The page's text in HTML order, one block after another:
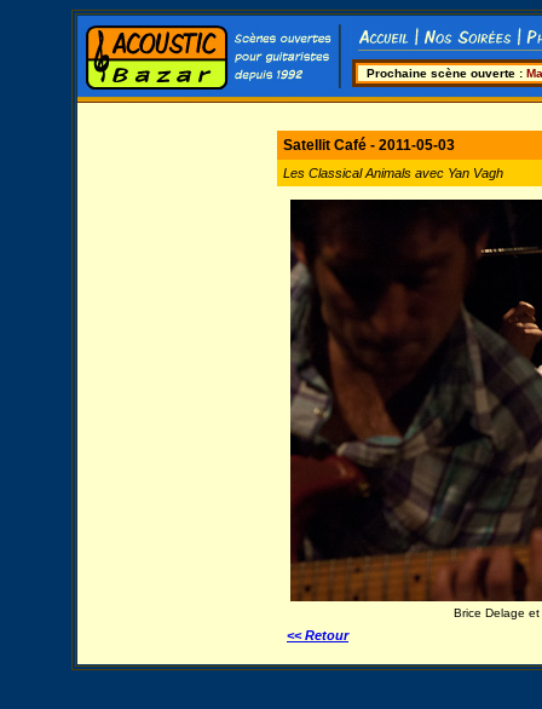
Prochaine scène ouverte :
Satellit Café - 2011-05-03
Les Classical Animals avec Yan Vagh
Brice Delage et
<< Retour